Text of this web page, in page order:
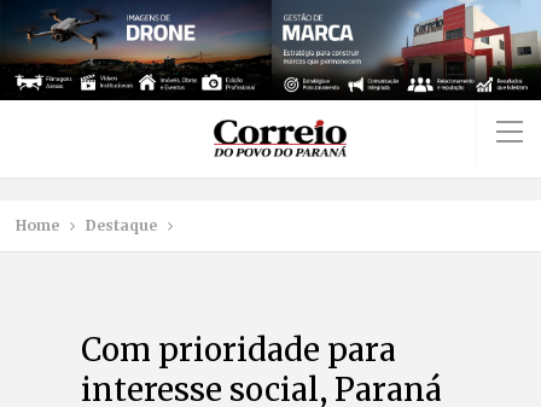
Home Destaque
Com prioridade para
interesse social, Paraná